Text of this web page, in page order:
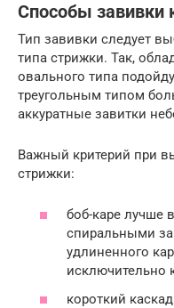
Способы
Тип завивки следует
типа стрижки. Так,
овального типа
треугольным типом
аккуратные завитки
Важный критерий при
стрижки:
боб-каре лучше
спиральными
удлиненного
исключительно
короткий